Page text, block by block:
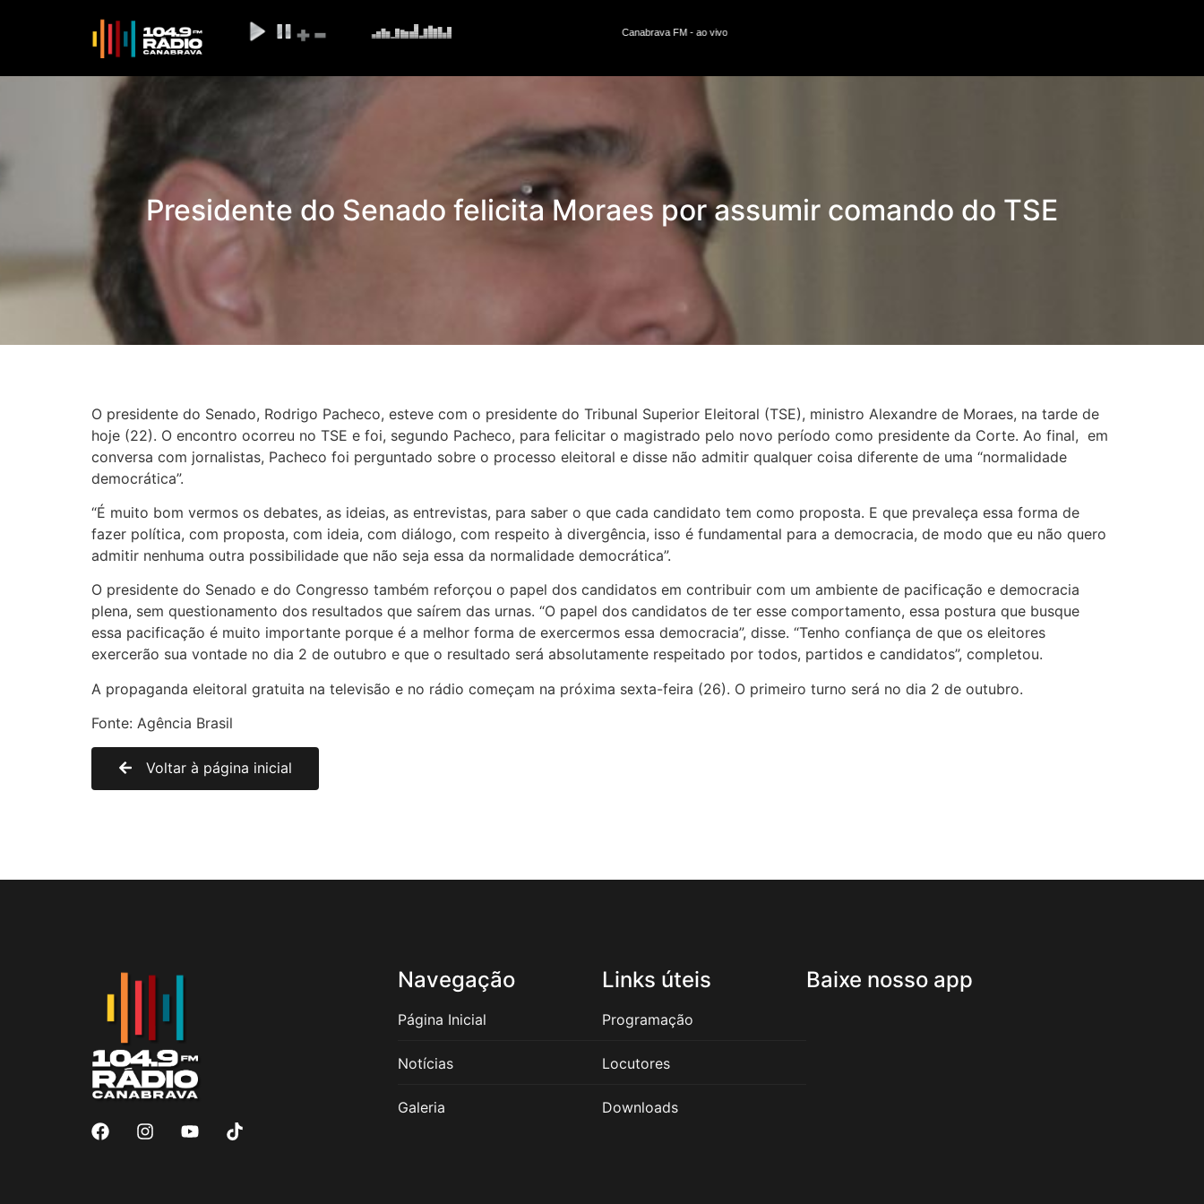
Presidente do Senado felicita Moraes por assumir comando do TSE
O presidente do Senado, Rodrigo Pacheco, esteve com o presidente do Tribunal Superior Eleitoral (TSE), ministro Alexandre de Moraes, na tarde de
hoje (22). O encontro ocorreu no TSE e foi, segundo Pacheco, para felicitar o magistrado pelo novo período como presidente da Corte. Ao final, em
conversa com jornalistas, Pacheco foi perguntado sobre o processo eleitoral e disse não admitir qualquer coisa diferente de uma “normalidade
democrática”.
“É muito bom vermos os debates, as ideias, as entrevistas, para saber o que cada candidato tem como proposta. E que prevaleça essa forma de
fazer política, com proposta, com ideia, com diálogo, com respeito à divergência, isso é fundamental para a democracia, de modo que eu não quero
admitir nenhuma outra possibilidade que não seja essa da normalidade democrática”.
O presidente do Senado e do Congresso também reforçou o papel dos candidatos em contribuir com um ambiente de pacificação e democracia
plena, sem questionamento dos resultados que saírem das urnas. “O papel dos candidatos de ter esse comportamento, essa postura que busque
essa pacificação é muito importante porque é a melhor forma de exercermos essa democracia”, disse. “Tenho confiança de que os eleitores
exercerão sua vontade no dia 2 de outubro e que o resultado será absolutamente respeitado por todos, partidos e candidatos”, completou.
A propaganda eleitoral gratuita na televisão e no rádio começam na próxima sexta-feira (26). O primeiro turno será no dia 2 de outubro.
Fonte: Agência Brasil
Voltar à página inicial
Navegação
Página Inicial
Notícias
Galeria
Links úteis
Programação
Locutores
Downloads
Baixe nosso app